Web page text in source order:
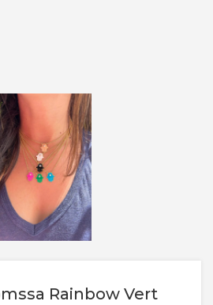
Rainbow Vert